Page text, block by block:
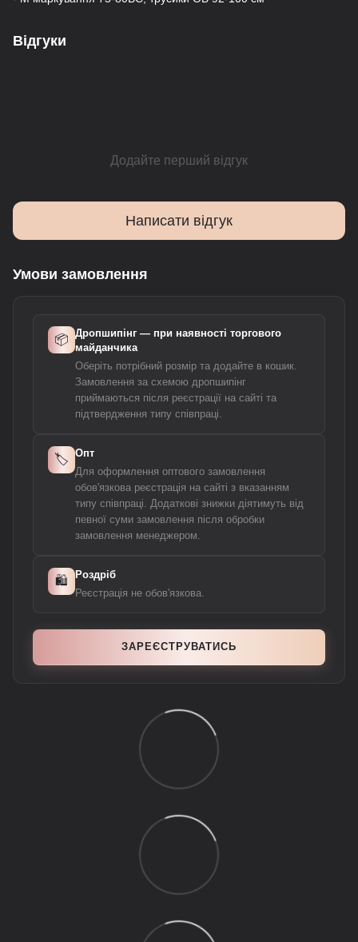
Відгуки
Додайте перший відгук
Написати відгук
Умови замовлення
📦 Дропшипінг — при наявності торгового
майданчика
Оберіть потрібний розмір та додайте в кошик.
Замовлення за схемою дропшипінг
приймаються після реєстрації на сайті та
підтвердження типу співпраці.
🏷️ Опт
Для оформлення оптового замовлення
обов'язкова реєстрація на сайті з вказанням
типу співпраці. Додаткові знижки діятимуть від
певної суми замовлення після обробки
замовлення менеджером.
🛍️ Роздріб
Реєстрація не обов'язкова.
ЗАРЕЄСТРУВАТИСЬ